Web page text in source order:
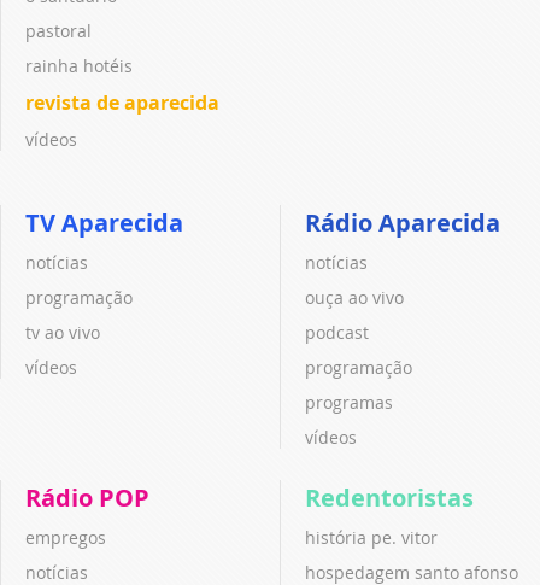
pastoral
rainha hotéis
revista de aparecida
vídeos
TV Aparecida
notícias
programação
tv ao vivo
vídeos
Rádio Aparecida
notícias
ouça ao vivo
podcast
programação
programas
vídeos
Rádio POP
empregos
notícias
Redentoristas
história pe. vitor
hospedagem santo afonso